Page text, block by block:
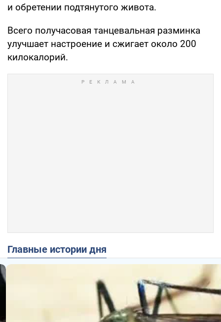
и обретении подтянутого живота.
Всего получасовая танцевальная разминка
улучшает настроение и сжигает около 200
килокалорий.
Главные истории дня